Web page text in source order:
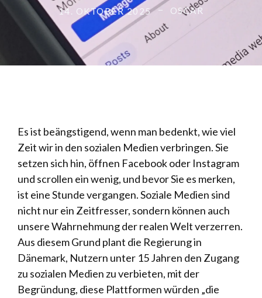
14. OKTOBER 2025 OSCAR
Es ist beängstigend, wenn man bedenkt, wie viel
Zeit wir in den sozialen Medien verbringen. Sie
setzen sich hin, öffnen Facebook oder Instagram
und scrollen ein wenig, und bevor Sie es merken,
ist eine Stunde vergangen. Soziale Medien sind
nicht nur ein Zeitfresser, sondern können auch
unsere Wahrnehmung der realen Welt verzerren.
Aus diesem Grund plant die Regierung in
Dänemark, Nutzern unter 15 Jahren den Zugang
zu sozialen Medien zu verbieten, mit der
Begründung, diese Plattformen würden „die